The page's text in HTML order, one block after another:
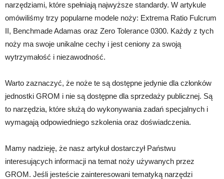
narzędziami, które spełniają najwyższe standardy. W artykule
omówiliśmy trzy popularne modele noży: Extrema Ratio Fulcrum
II, Benchmade Adamas oraz Zero Tolerance 0300. Każdy z tych
noży ma swoje unikalne cechy i jest ceniony za swoją
wytrzymałość i niezawodność.
Warto zaznaczyć, że noże te są dostępne jedynie dla członków
jednostki GROM i nie są dostępne dla sprzedaży publicznej. Są
to narzędzia, które służą do wykonywania zadań specjalnych i
wymagają odpowiedniego szkolenia oraz doświadczenia.
Mamy nadzieję, że nasz artykuł dostarczył Państwu
interesujących informacji na temat noży używanych przez
GROM. Jeśli jesteście zainteresowani tematyką narzędzi